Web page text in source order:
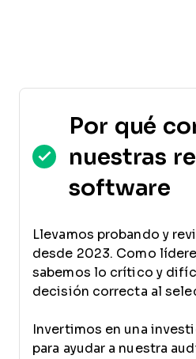
Por qué
nuestras
software
Llevamos probando y
desde 2023. Como
sabemos lo crítico y
decisión correcta al
Invertimos en una
para ayudar a nuestra